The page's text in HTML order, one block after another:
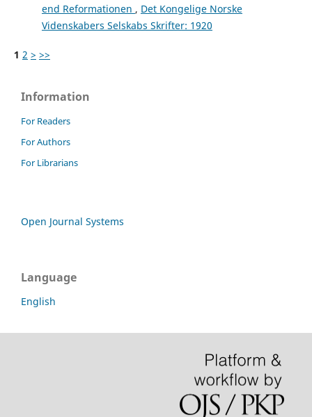
end Reformationen , Det Kongelige Norske
Videnskabers Selskabs Skrifter: 1920
1 2 > >>
Information
For Readers
For Authors
For Librarians
Open Journal Systems
Language
English